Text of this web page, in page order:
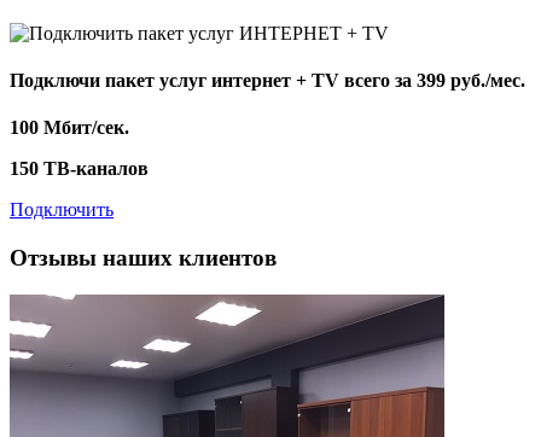
Подключи пакет услуг интернет + TV всего за 399 руб./мес.
100 Мбит/сек.
150 ТВ-каналов
Подключить
Отзывы наших клиентов